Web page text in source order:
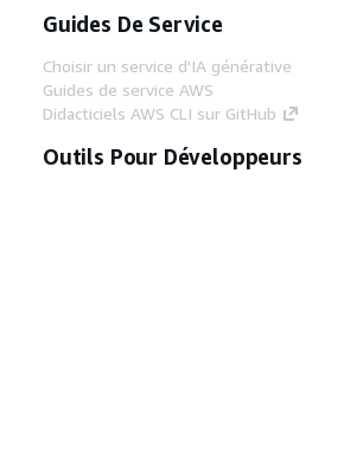
Guides De Service
Choisir un service d'IA générative
Guides de service AWS
Didacticiels AWS CLI sur GitHub
Outils Pour Développeurs